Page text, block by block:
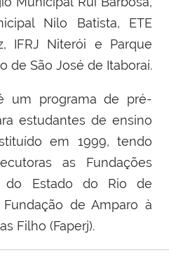
Nilo Batista, ETE
IFRJ Niterói e Parque
de São José de Itaboraí.
um programa de pré-
estudantes de ensino
em 1999, tendo
as Fundações
do Estado do Rio de
de Amparo à
Filho (Faperj).